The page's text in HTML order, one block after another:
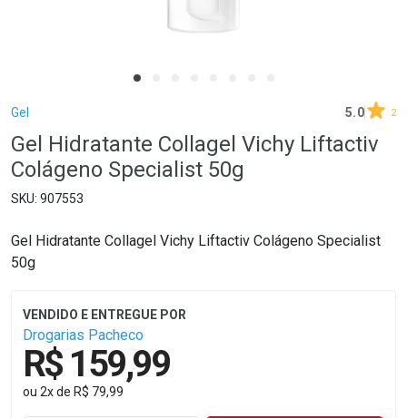
Breadcrumb
Gel 5.0 2
Gel Hidratante Collagel Vichy Liftactiv
Colágeno Specialist 50g
907553
Gel Hidratante Collagel Vichy Liftactiv Colágeno Specialist
50g
Drogarias Pacheco
R$ 159,99
ou 2xde R$ 79,99